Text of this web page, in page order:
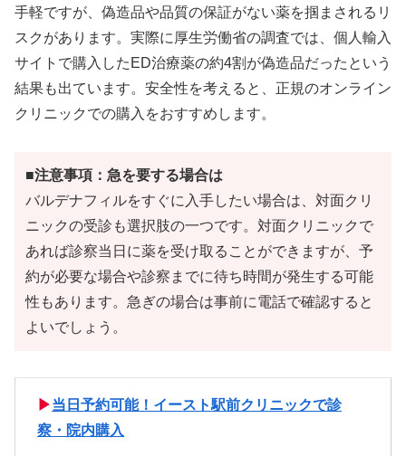
手軽ですが、偽造品や品質の保証がない薬を掴まされるリ
スクがあります。実際に厚生労働省の調査では、個人輸入
サイトで購入したED治療薬の約4割が偽造品だったという
結果も出ています。安全性を考えると、正規のオンライン
クリニックでの購入をおすすめします。
■注意事項：急を要する場合は
バルデナフィルをすぐに入手したい場合は、対面クリ
ニックの受診も選択肢の一つです。対面クリニックで
あれば診察当日に薬を受け取ることができますが、予
約が必要な場合や診察までに待ち時間が発生する可能
性もあります。急ぎの場合は事前に電話で確認すると
よいでしょう。
▶当日予約可能！イースト駅前クリニックで診
察・院内購入